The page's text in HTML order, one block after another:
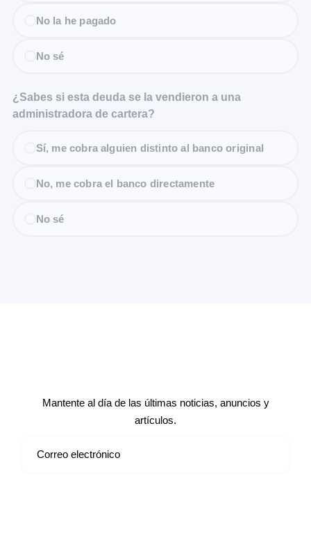
No la he pagado
No sé
¿Sabes si esta deuda se la vendieron a una
administradora de cartera?
Sí, me cobra alguien distinto al banco original
No, me cobra el banco directamente
No sé
Mantente al día de las últimas noticias, anuncios y
artículos.